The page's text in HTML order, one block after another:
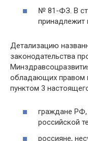
№ 81-ФЗ. В
Детализацию
законодательства
обладающих правом
пунктом 3
граждане
российской
россияне,